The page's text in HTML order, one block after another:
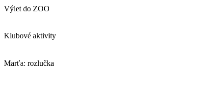
Výlet do ZOO
Klubové aktivity
Marťa: rozlučka